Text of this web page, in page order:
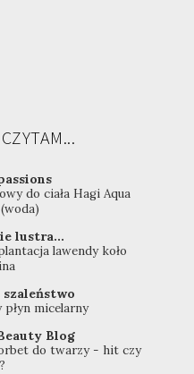
do ciała Hagi Aqua
lustra...
lawendy koło
płyn micelarny
Blog
do twarzy - hit czy